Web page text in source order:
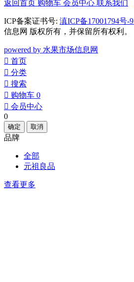
返回首页 购物车 会员中心 联系我们
ICP备案证书号: 滇ICP备17001794号-9
信息网 版权所有，并保留所有权利。
powered by 水果市场信息网
󰀁 首页
󰀂 分类
󰀃 搜索
󰀄 购物车 0
󰀅 会员中心
0
确定 取消
品牌
全部
元祖良品
查看更多